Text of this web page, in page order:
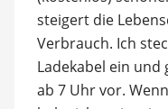
steigert die
Verbrauch. Ich
Ladekabel ein und
ab 7 Uhr vor.